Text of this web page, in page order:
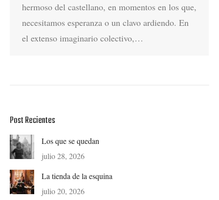
hermoso del castellano, en momentos en los que,
necesitamos esperanza o un clavo ardiendo. En
el extenso imaginario colectivo,…
Post Recientes
Los que se quedan
julio 28, 2026
La tienda de la esquina
julio 20, 2026